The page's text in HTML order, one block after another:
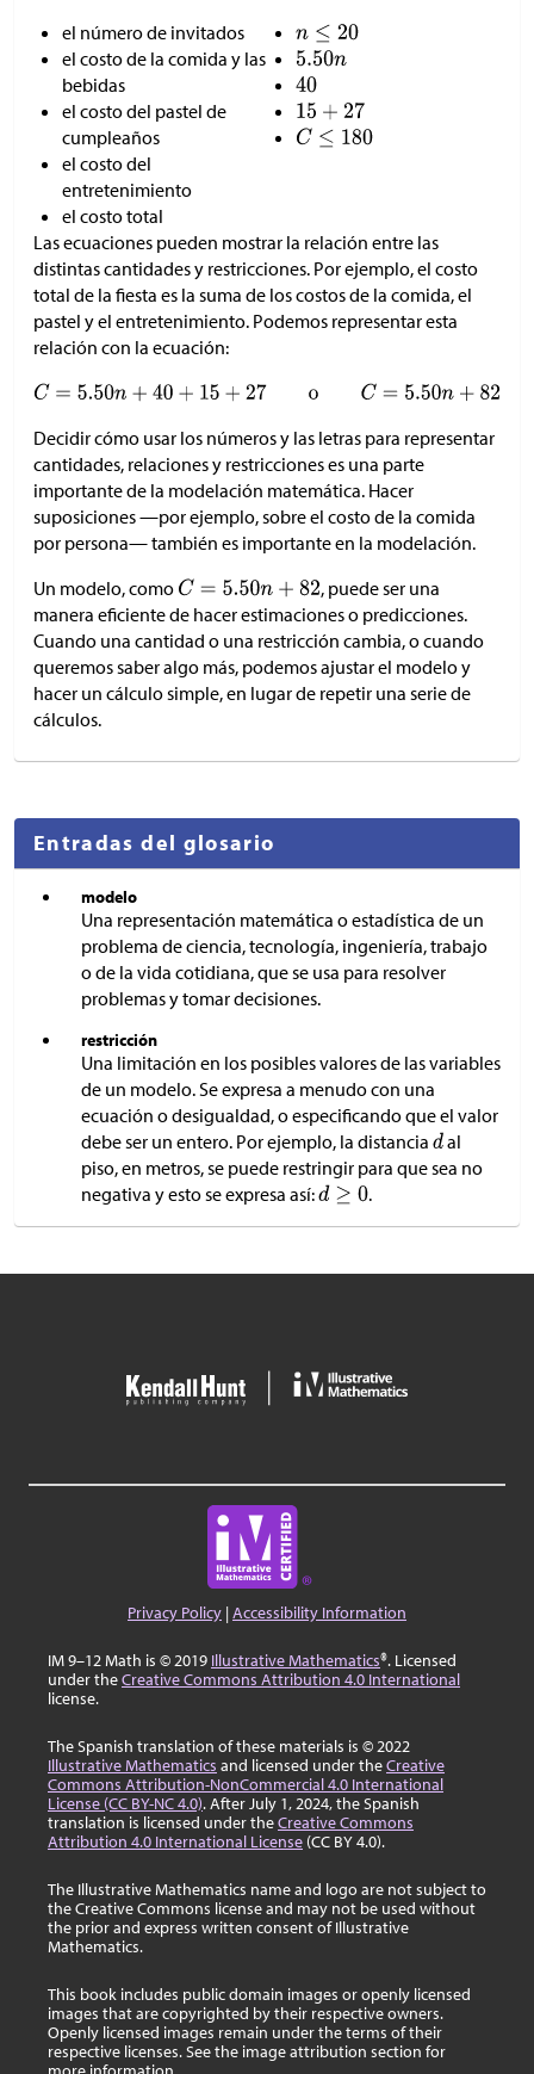
el número de invitados
el costo de la comida y las
bebidas
el costo del pastel de
cumpleaños
el costo del
entretenimiento
el costo total
Las ecuaciones pueden mostrar la relación entre las
distintas cantidades y restricciones. Por ejemplo, el costo
total de la fiesta es la suma de los costos de la comida, el
pastel y el entretenimiento. Podemos representar esta
relación con la ecuación:
Decidir cómo usar los números y las letras para representar
cantidades, relaciones y restricciones es una parte
importante de la modelación matemática. Hacer
suposiciones —por ejemplo, sobre el costo de la comida
por persona— también es importante en la modelación.
Un modelo, como
, puede ser una
manera eficiente de hacer estimaciones o predicciones.
Cuando una cantidad o una restricción cambia, o cuando
queremos saber algo más, podemos ajustar el modelo y
hacer un cálculo simple, en lugar de repetir una serie de
cálculos.
Entradas del glosario
modelo
Una representación matemática o estadística de un
problema de ciencia, tecnología, ingeniería, trabajo
o de la vida cotidiana, que se usa para resolver
problemas y tomar decisiones.
restricción
Una limitación en los posibles valores de las variables
de un modelo. Se expresa a menudo con una
ecuación o desigualdad, o especificando que el valor
debe ser un entero. Por ejemplo, la distancia
al
piso, en metros, se puede restringir para que sea no
negativa y esto se expresa así:
.
Privacy Policy |Accessibility Information
IM 9–12 Math is © 2019 Illustrative Mathematics®. Licensed
under theCreative Commons Attribution 4.0 International
license.
The Spanish translation of these materials is © 2022
Illustrative Mathematics and licensed under theCreative
Commons Attribution-NonCommercial 4.0 International
License (CC BY-NC 4.0). After July 1, 2024, the Spanish
translation is licensed under theCreative Commons
Attribution 4.0 International License (CC BY 4.0).
The Illustrative Mathematics name and logo are not subject to
the Creative Commons license and may not be used without
the prior and express written consent of Illustrative
Mathematics.
This book includes public domain images or openly licensed
images that are copyrighted by their respective owners.
Openly licensed images remain under the terms of their
respective licenses. See the image attribution section for